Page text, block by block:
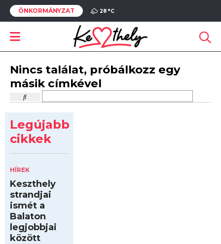
ÖNKORMÁNYZAT 28 °C
Nincs találat, próbálkozz egy
másik címkével
Legújabb
cikkek
HÍREK
Keszthely
strandjai
ismét a
Balaton
legjobbjai
között